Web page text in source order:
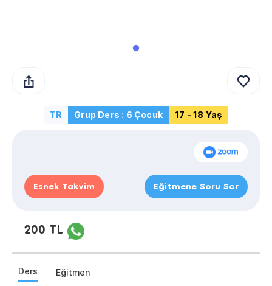
TR Grup Ders : 6 Çocuk 17 - 18 Yaş
Esnek Takvim Eğitmene Soru Sor
200 TL
Ders Eğitmen